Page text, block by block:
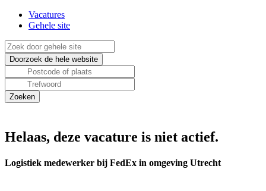
Vacatures
Gehele site
Helaas, deze vacature is niet actief.
Logistiek medewerker bij FedEx in omgeving Utrecht